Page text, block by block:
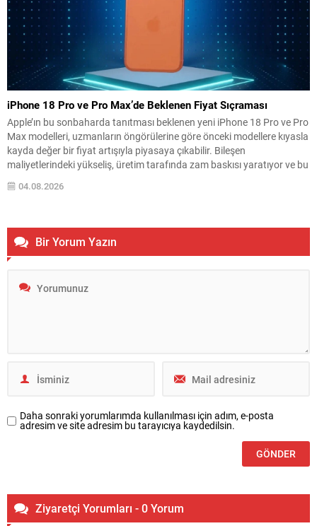
iPhone 18 Pro ve Pro Max’de Beklenen Fiyat Sıçraması
Apple’ın bu sonbaharda tanıtması beklenen yeni iPhone 18 Pro ve Pro
Max modelleri, uzmanların öngörülerine göre önceki modellere kıyasla
kayda değer bir fiyat artışıyla piyasaya çıkabilir. Bileşen
maliyetlerindeki yükseliş, üretim tarafında zam baskısı yaratıyor ve bu
durum son kullanıcı fiyatlarına yansıyabilir. GF Securities analisti Jeff
Pu ve diğer teknoloji gözlemcileri,...
04.08.2026
Bir Yorum Yazın
Daha sonraki yorumlarımda kullanılması için adım, e-posta
adresim ve site adresim bu tarayıcıya kaydedilsin.
Ziyaretçi Yorumları - 0 Yorum